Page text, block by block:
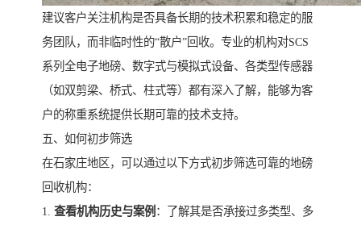
建议客户关注机构是否具备长期的技术积累和稳定的服
务团队，而非临时性的“散户”回收。专业的机构对SCS
系列全电子地磅、数字式与模拟式设备、各类型传感器
（如双剪梁、桥式、柱式等）都有深入了解，能够为客
户的称重系统提供长期可靠的技术支持。
五、如何初步筛选
在石家庄地区，可以通过以下方式初步筛选可靠的地磅
回收机构：
1. 查看机构历史与案例 ：了解其是否承接过多类型、多